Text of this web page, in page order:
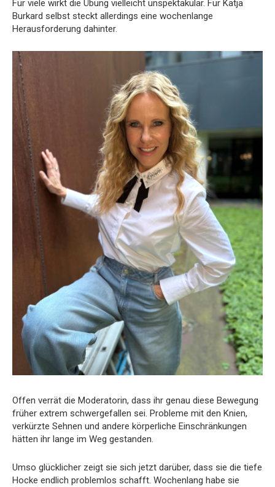
Für viele wirkt die Übung vielleicht unspektakulär. Für Katja
Burkard selbst steckt allerdings eine wochenlange
Herausforderung dahinter.
Offen verrät die Moderatorin, dass ihr genau diese Bewegung
früher extrem schwergefallen sei. Probleme mit den Knien,
verkürzte Sehnen und andere körperliche Einschränkungen
hätten ihr lange im Weg gestanden.
Umso glücklicher zeigt sie sich jetzt darüber, dass sie die tiefe
Hocke endlich problemlos schafft. Wochenlang habe sie